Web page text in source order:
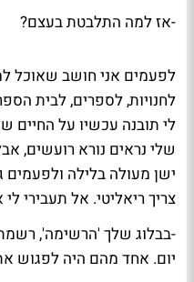
-אז למה התלבטת בעצם?
לפעמים אני חושב שאוכל
לחנויות, לספרים, לבית
לי תובנה עכשיו על החיים
שלי נראים נורא רועשים,
ישן מעולה בלילה
צריך ריאליטי. אל תעבירי
יום. אחד מהם היה לפגוש